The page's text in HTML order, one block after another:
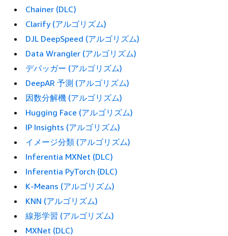
Chainer (DLC)
Clarify (アルゴリズム)
DJL DeepSpeed (アルゴリズム)
Data Wrangler (アルゴリズム)
デバッガー (アルゴリズム)
DeepAR 予測 (アルゴリズム)
因数分解機 (アルゴリズム)
Hugging Face (アルゴリズム)
IP Insights (アルゴリズム)
イメージ分類 (アルゴリズム)
Inferentia MXNet (DLC)
Inferentia PyTorch (DLC)
K-Means (アルゴリズム)
KNN (アルゴリズム)
線形学習 (アルゴリズム)
MXNet (DLC)